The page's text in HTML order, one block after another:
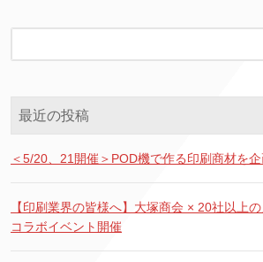
最近の投稿
＜5/20、21開催＞POD機で作る印刷商材を
【印刷業界の皆様へ】大塚商会 × 20社以上
コラボイベント開催